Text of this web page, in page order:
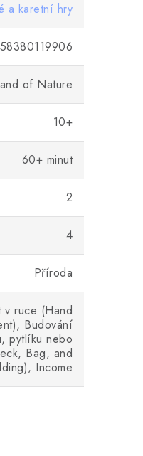
a karetní hry
of Nature
10+
60+ minut
2
4
Příroda
v ruce (Hand
Budování
pytlíku nebo
Bag, and
Income